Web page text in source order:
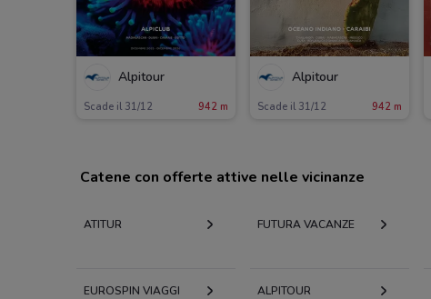
Alpitour
Scade il 31/12 942 m
Alpitour
Scade il 31/12 942 m
Catene con offerte attive nelle vicinanze
ATITUR FUTURA VACANZE
EUROSPIN VIAGGI ALPITOUR